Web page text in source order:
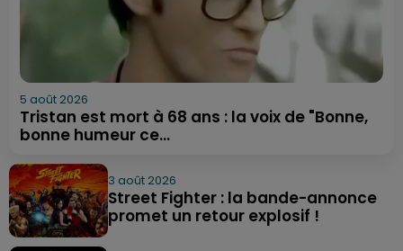
5 août 2026
Tristan est mort à 68 ans : la voix de "Bonne,
bonne humeur ce...
3 août 2026
Street Fighter : la bande-annonce
promet un retour explosif !